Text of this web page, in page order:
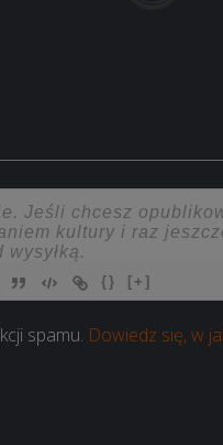
{} [+]
spamu. Dowiedz się, w